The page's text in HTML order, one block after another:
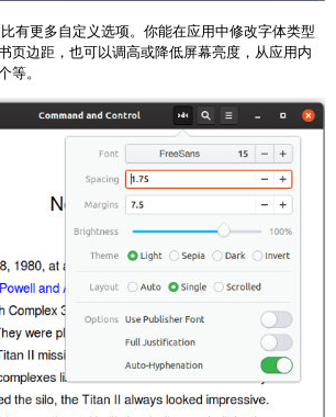
有更多自定义选项。你能在应用中修改字体类型
页边距，也可以调高或降低屏幕亮度，从应用内
等。